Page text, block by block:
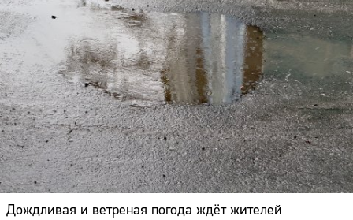
Дождливая и ветреная погода ждёт жителей